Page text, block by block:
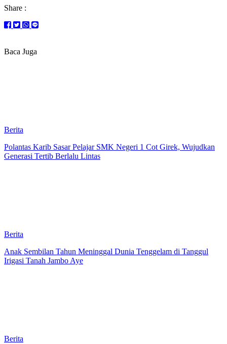
Share :
Baca Juga
Berita
Polantas Karib Sasar Pelajar SMK Negeri 1 Cot Girek, Wujudkan
Generasi Tertib Berlalu Lintas
Berita
Anak Sembilan Tahun Meninggal Dunia Tenggelam di Tanggul
Irigasi Tanah Jambo Aye
Berita